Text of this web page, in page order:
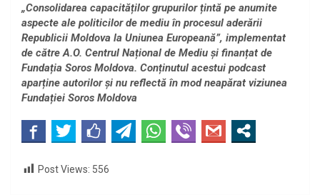
„Consolidarea capacităților grupurilor țintă pe anumite
aspecte ale politicilor de mediu în procesul aderării
Republicii Moldova la Uniunea Europeană”, implementat
de către A.O. Centrul Național de Mediu și finanțat de
Fundația Soros Moldova. Conținutul acestui podcast
aparține autorilor și nu reflectă în mod neapărat viziunea
Fundației Soros Moldova
Post Views: 556